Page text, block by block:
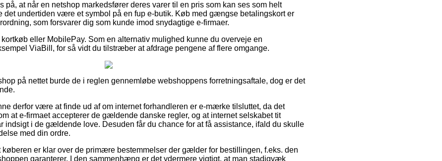
på, at når en netshop markedsfører deres varer til en pris som kan ses som helt
det undertiden være et symbol på en fup e-butik. Køb med gængse betalingskort er
som forsvarer dig som kunde imod snydagtige e-firmaer.
eller MobilePay. Som en alternativ mulighed kunne du overveje en
ViaBill, for så vidt du tilstræber at afdrage pengene af flere omgange.
på nettet burde de i reglen gennemløbe webshoppens forretningsaftale, dog er det
derfor være at finde ud af om internet forhandleren er e-mærke tilsluttet, da det
at e-firmaet accepterer de gældende danske regler, og at internet selskabet tit
indsigt i de gældende love. Desuden får du chance for at få assistance, ifald du skulle
med din ordre.
køberen er klar over de primære bestemmelser der gælder for bestillingen, f.eks. den
garanterer. I den sammenhæng er det ydermere vigtigt, at man stadigvæk